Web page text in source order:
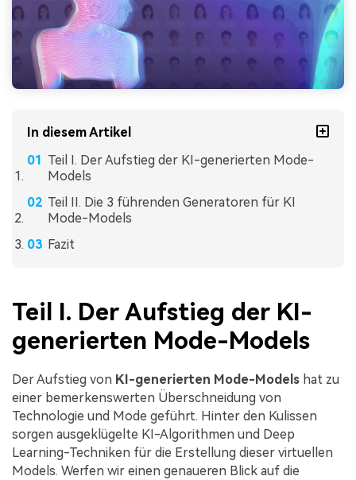
In diesem Artikel
Teil I. Der Aufstieg der KI-generierten Mode-
Models
Teil II. Die 3 führenden Generatoren für KI
Mode-Models
Fazit
Teil I. Der Aufstieg der KI-
generierten Mode-Models
Der Aufstieg von KI-generierten Mode-Models hat zu
einer bemerkenswerten Überschneidung von
Technologie und Mode geführt. Hinter den Kulissen
sorgen ausgeklügelte KI-Algorithmen und Deep
Learning-Techniken für die Erstellung dieser virtuellen
Models. Werfen wir einen genaueren Blick auf die